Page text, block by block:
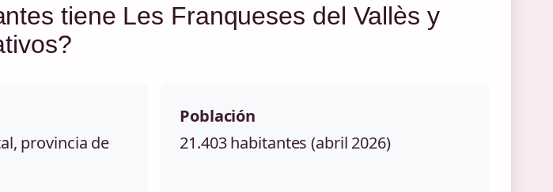
tiene Les Franqueses del Vallès y
provincia de
Población
21.403 habitantes (abril 2026)